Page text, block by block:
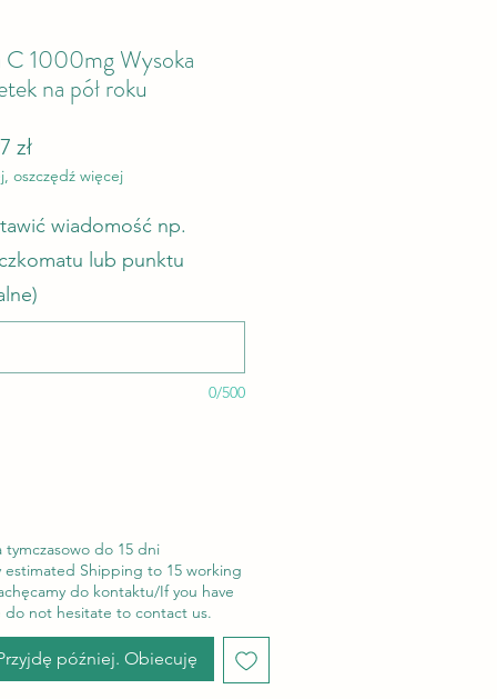
1000mg Wysoka
na pół roku
cena
złCena Rabatowa
oszczędź więcej
wiadomość np.
lub punktu
0/500
tymczasowo do 15 dni
estimated Shipping to 15 working
do kontaktu/If you have
do not hesitate to contact us.
później. Obiecuję